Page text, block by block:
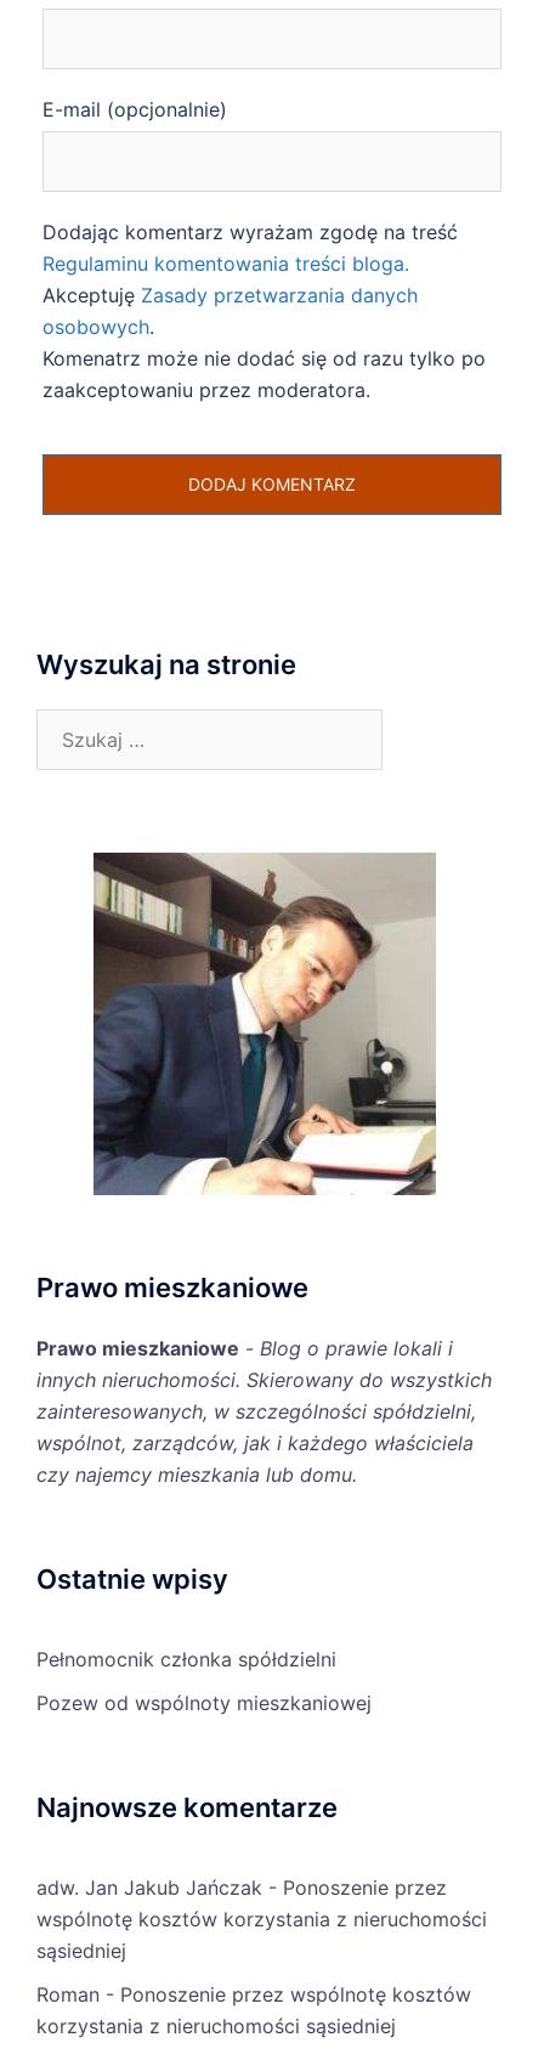
E-mail (opcjonalnie)
Dodając komentarz wyrażam zgodę na treść
Regulaminu komentowania treści bloga.
Akceptuję Zasady przetwarzania danych
osobowych.
Komenatrz może nie dodać się od razu tylko po
zaakceptowaniu przez moderatora.
Wyszukaj na stronie
Prawo mieszkaniowe
Prawo mieszkaniowe - Blog o prawie lokali i
innych nieruchomości. Skierowany do wszystkich
zainteresowanych, w szczególności spółdzielni,
wspólnot, zarządców, jak i każdego właściciela
czy najemcy mieszkania lub domu.
Ostatnie wpisy
Pełnomocnik członka spółdzielni
Pozew od wspólnoty mieszkaniowej
Najnowsze komentarze
adw. Jan Jakub Jańczak - Ponoszenie przez
wspólnotę kosztów korzystania z nieruchomości
sąsiedniej
Roman - Ponoszenie przez wspólnotę kosztów
korzystania z nieruchomości sąsiedniej